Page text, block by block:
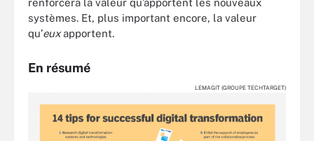
systèmes. Et, plus important encore, la valeur
qu’euxapportent.
En résumé
LEMAGIT (GROUPE TECHTARGET)